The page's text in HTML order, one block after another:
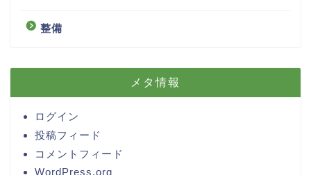
整備
メタ情報
ログイン
投稿フィード
コメントフィード
WordPress.org